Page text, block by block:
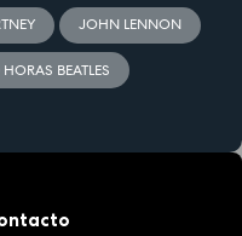
JOHN LENNON
BEATLES